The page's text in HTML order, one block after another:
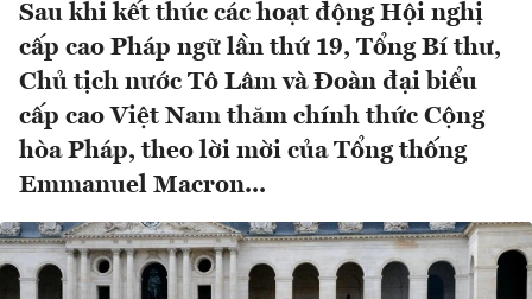
Sau khi kết thúc các hoạt động Hội nghị
cấp cao Pháp ngữ lần thứ 19, Tổng Bí thư,
Chủ tịch nước Tô Lâm và Đoàn đại biểu
cấp cao Việt Nam thăm chính thức Cộng
hòa Pháp, theo lời mời của Tổng thống
Emmanuel Macron...